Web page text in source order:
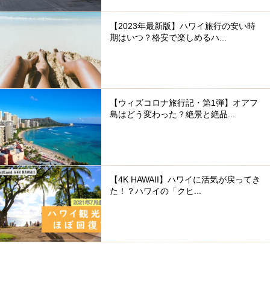
【2023年最新版】ハワイ旅行の安い時
期はいつ？格安で楽しめるハ...
【ウィズコロナ旅行記・第1弾】オアフ
島はどう変わった？絶景と絶品...
【4K HAWAII】ハワイに活気が戻ってき
た！？ハワイの「クヒ...